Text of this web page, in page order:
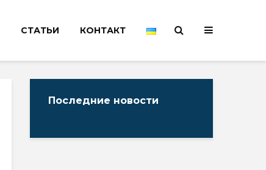
СТАТЬИ КОНТАКТ
Последние новости